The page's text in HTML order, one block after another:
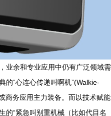
业余和专业应用中仍有广泛领域需
的“心连心传递叫啊机”(Walkie-
商务应用主力装备。而以技术赋能
“紧急叫别重机械（比如代目名